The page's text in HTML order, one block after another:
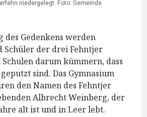
niedergelegt. Foto: Gemeinde
des Gedenkens werden
Schüler der drei Fehntjer
darum kümmern, dass
sind. Das Gymnasium
den Namen des Fehntjer
Albrecht Weinberg, der
alt ist und in Leer lebt.